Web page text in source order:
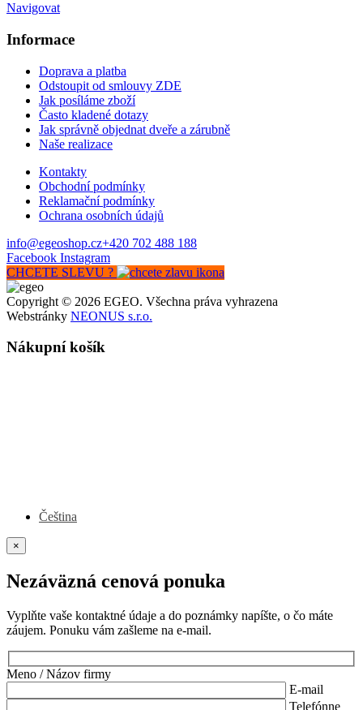
Navigovat
Informace
Doprava a platba
Odstoupit od smlouvy ZDE
Jak posíláme zboží
Často kladené dotazy
Jak správně objednat dveře a zárubně
Naše realizace
Kontakty
Obchodní podmínky
Reklamační podmínky
Ochrana osobních údajů
info@egeoshop.cz+420 702 488 188
Facebook Instagram
CHCETE SLEVU ?
Copyright © 2026 EGEO. Všechna práva vyhrazena
Webstránky NEONUS s.r.o.
Nákupní košík
Čeština
×
Nezáväzná cenová ponuka
Vyplňte vaše kontaktné údaje a do poznámky napíšte, o čo máte
záujem. Ponuku vám zašleme na e-mail.
Meno / Názov firmy
E-mail
Telefónne